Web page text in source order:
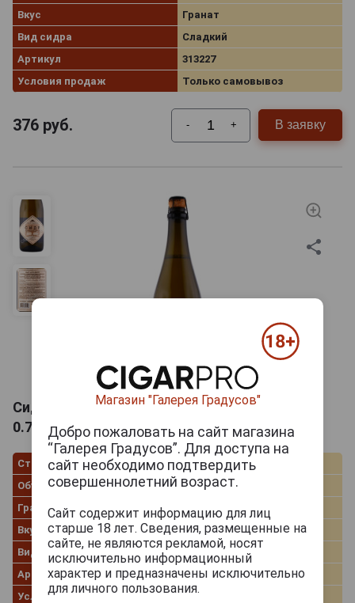
Вкус
Гранат
Вид сидра
Сладкий
Артикул
313227
Условия продаж
Только самовывоз
376 руб. - + В заявку
Сидр Абрау Дюрсо Яблочный полусладкий
0.75л
Страна производства
Россия
Объём
0.75 л
Градус
Вкус
Яблоко
Вид сидра
Полусладкий
Артикул
48969
Условия продаж
Только самовывоз
Магазин "Галерея Градусов"
Добро пожаловать на сайт магазина
“Галерея Градусов”. Для доступа на
сайт необходимо подтвердить
совершеннолетний возраст.
Сайт содержит информацию для лиц
старше 18 лет. Сведения, размещенные на
сайте, не являются рекламой, носят
исключительно информационный
характер и предназначены исключительно
для личного пользования.